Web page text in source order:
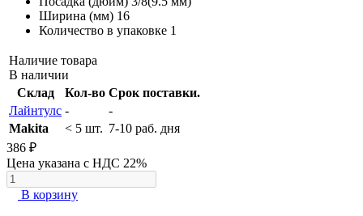
Ширина (мм) 16
Количество в упаковке 1
Наличие товара
В наличии
Склад
Кол-во Срок поставки.
Лайнтулс -
-
Makita
< 5 шт. 7-10 раб. дня
386 ₽
Цена указана с НДС 22%
В корзину